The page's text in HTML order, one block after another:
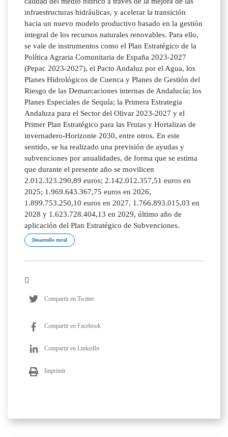
infraestructuras hidráulicas, y acelerar la transición
hacia un nuevo modelo productivo basado en la gestión
integral de los recursos naturales renovables. Para ello,
se vale de instrumentos como el Plan Estratégico de la
Política Agraria Comunitaria de España 2023-2027
(Pepac 2023-2027), el Pacto Andaluz por el Agua, los
Planes Hidrológicos de Cuenca y Planes de Gestión del
Riesgo de las Demarcaciones internas de Andalucía; los
Planes Especiales de Sequía; la Primera Estrategia
Andaluza para el Sector del Olivar 2023-2027 y el
Primer Plan Estratégico para las Frutas y Hortalizas de
invernadero-Horizonte 2030, entre otros. En este
sentido, se ha realizado una previsión de ayudas y
subvenciones por anualidades, de forma que se estima
que durante el presente año se movilicen
2.012.323.290,89 euros; 2.142.012.357,51 euros en
2025; 1.969.643.367,75 euros en 2026,
1.899.753.250,10 euros en 2027, 1.766.893.015,03 en
2028 y 1.623.728.404,13 en 2029, último año de
aplicación del Plan Estratégico de Subvenciones.
Desarrollo rural
Compartir en Twitter
Compartir en Facebook
Compartir en LinkedIn
Imprimir